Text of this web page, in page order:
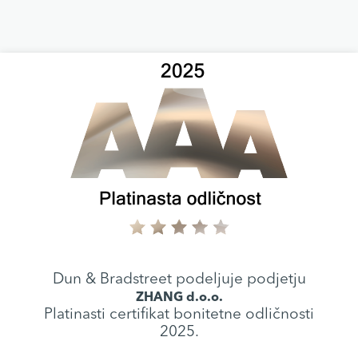
Dun & Bradstreet podeljuje podjetju
ZHANG d.o.o.
Platinasti certifikat bonitetne odličnosti
2025.